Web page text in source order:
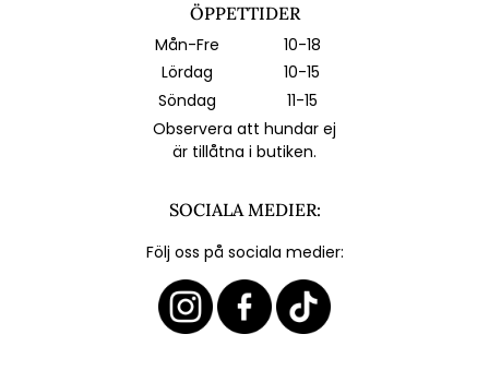
ÖPPETTIDER
Mån-Fre
10-18
Lördag
10-15
Söndag
11-15
Observera att hundar ej
är tillåtna i butiken.
SOCIALA MEDIER:
Följ oss på sociala medier: